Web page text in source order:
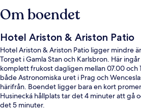
Om boendet
Hotel Ariston & Ariston Patio
Hotel Ariston & Ariston Patio ligger mindre
Torget i Gamla Stan och Karlsbron. Här
komplett frukost dagligen mellan 07.00 och
både Astronomiska uret i Prag och
härifrån. Boendet ligger bara en kort
Husinecká hållplats tar det 4 minuter att gå
det 5 minuter.